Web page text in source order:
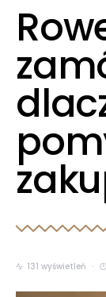
131 wyświetleń